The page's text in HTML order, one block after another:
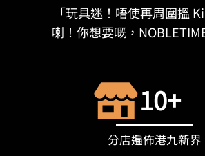
「玩具迷！唔使再周圍搵
喇！你想要嘅，
10+
分店遍佈港九新界